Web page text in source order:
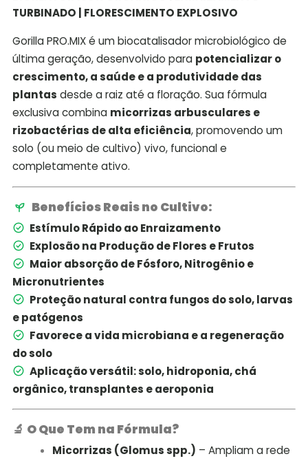
TURBINADO | FLORESCIMENTO EXPLOSIVO
Gorilla PRO.MIX é um biocatalisador microbiológico de
última geração, desenvolvido para potencializar o
crescimento, a saúde e a produtividade das
plantas desde a raiz até a floração. Sua fórmula
exclusiva combina micorrizas arbusculares e
rizobactérias de alta eficiência, promovendo um
solo (ou meio de cultivo) vivo, funcional e
completamente ativo.
Benefícios Reais no Cultivo:
Estímulo Rápido ao Enraizamento
Explosão na Produção de Flores e Frutos
Maior absorção de Fósforo, Nitrogênio e
Micronutrientes
Proteção natural contra fungos do solo, larvas
e patógenos
Favorece a vida microbiana e a regeneração
do solo
Aplicação versátil: solo, hidroponia, chá
orgânico, transplantes e aeroponia
🔬 O Que Tem na Fórmula?
Micorrizas (Glomus spp.) – Ampliam a rede